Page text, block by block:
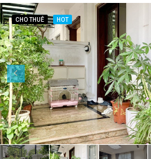
CHO THUÊ HOT